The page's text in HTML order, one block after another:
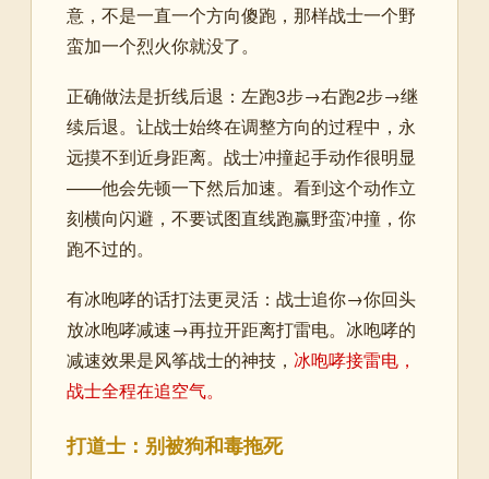
意，不是一直一个方向傻跑，那样战士一个野
蛮加一个烈火你就没了。
正确做法是折线后退：左跑3步→右跑2步→继
续后退。让战士始终在调整方向的过程中，永
远摸不到近身距离。战士冲撞起手动作很明显
——他会先顿一下然后加速。看到这个动作立
刻横向闪避，不要试图直线跑赢野蛮冲撞，你
跑不过的。
有冰咆哮的话打法更灵活：战士追你→你回头
放冰咆哮减速→再拉开距离打雷电。冰咆哮的
减速效果是风筝战士的神技， 冰咆哮接雷电，
战士全程在追空气。
打道士：别被狗和毒拖死